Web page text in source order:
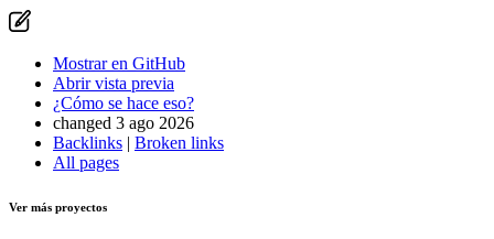
Mostrar en GitHub
Abrir vista previa
¿Cómo se hace eso?
changed 3 ago 2026
Backlinks | Broken links
All pages
Ver más proyectos